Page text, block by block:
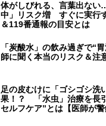
体がしびれる、言葉出ない
中」リスク増 すぐに実行
＆119番通報の目安とは
「炭酸水」の飲み過ぎで“
師に聞く本当のリスク＆注
足の皮むけに「ゴシゴシ洗
果！？ 「水虫」治療を長
セルフケア”とは【医師が警